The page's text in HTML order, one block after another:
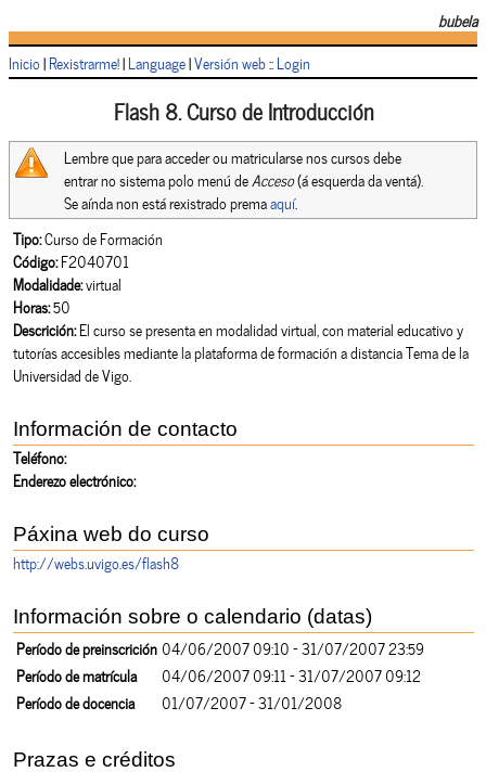
bubela
Inicio|Rexistrarme!|Language|Versión web::Login
Flash 8. Curso de Introducción
Lembre que para acceder ou matricularse nos cursos debe
entrar no sistema polo menú deAcceso(á esquerda da ventá).
Se aínda non está rexistrado premaaquí.
Tipo:Curso de Formación
Código:F2040701
Modalidade:virtual
Horas:50
Descrición:El curso se presenta en modalidad virtual, con material educativo y
tutorías accesibles mediante la plataforma de formación a distancia Tema de la
Universidad de Vigo.
Información de contacto
Teléfono:
Enderezo electrónico:
Páxina web do curso
http://webs.uvigo.es/flash8
Información sobre o calendario (datas)
Período de preinscrición 04/06/2007 09:10 - 31/07/2007 23:59
Período de matrícula
04/06/2007 09:11 - 31/07/2007 09:12
Período de docencia
01/07/2007 - 31/01/2008
Prazas e créditos